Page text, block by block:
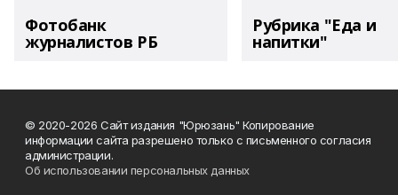
Фотобанк
журналистов РБ
Рубрика "Еда и
напитки"
© 2020-2026 Сайт издания "Юрюзань" Копирование
информации сайта разрешено только с письменного согласия
администрации.
Об использовании персональных данных